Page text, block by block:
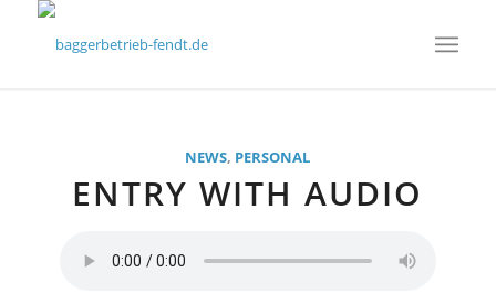
NEWS, PERSONAL
ENTRY WITH AUDIO